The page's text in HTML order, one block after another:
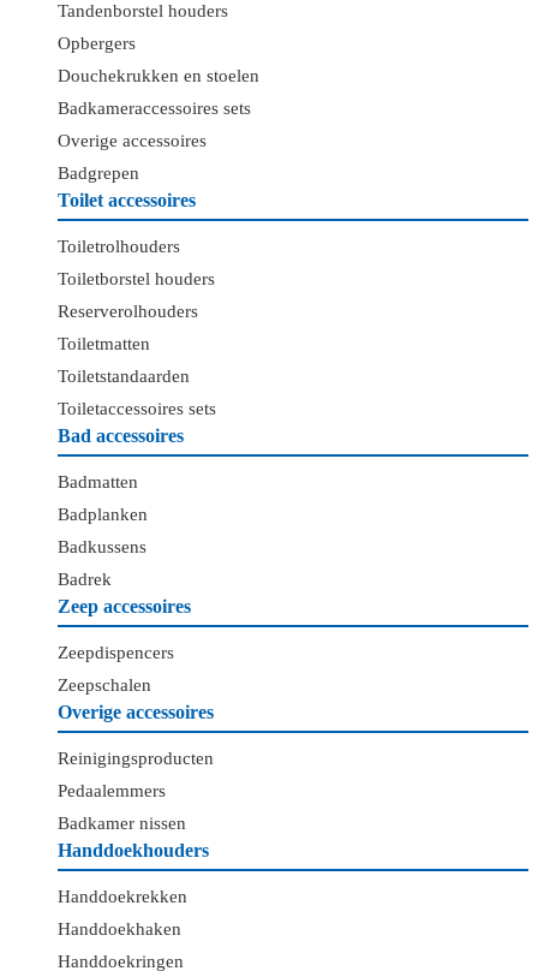
Tandenborstel houders
Opbergers
Douchekrukken en stoelen
Badkameraccessoires sets
Overige accessoires
Badgrepen
Toilet accessoires
Toiletrolhouders
Toiletborstel houders
Reserverolhouders
Toiletmatten
Toiletstandaarden
Toiletaccessoires sets
Bad accessoires
Badmatten
Badplanken
Badkussens
Badrek
Zeep accessoires
Zeepdispencers
Zeepschalen
Overige accessoires
Reinigingsproducten
Pedaalemmers
Badkamer nissen
Handdoekhouders
Handdoekrekken
Handdoekhaken
Handdoekringen